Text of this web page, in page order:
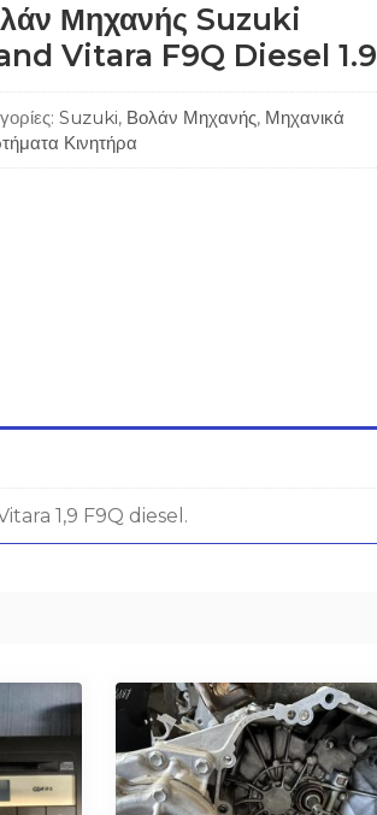
Μηχανής Suzuki
Vitara F9Q Diesel 1.9
Suzuki, Βολάν Μηχανής, Μηχανικά
Κινητήρα
1,9 F9Q diesel.